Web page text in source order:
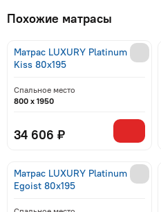
Похожие матрасы
Матрас LUXURY Platinum
Kiss 80x195
Спальное место
800 x 1950
34 606 ₽
Матрас LUXURY Platinum
Egoist 80x195